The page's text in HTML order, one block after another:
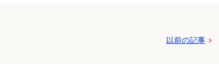
以前の記事